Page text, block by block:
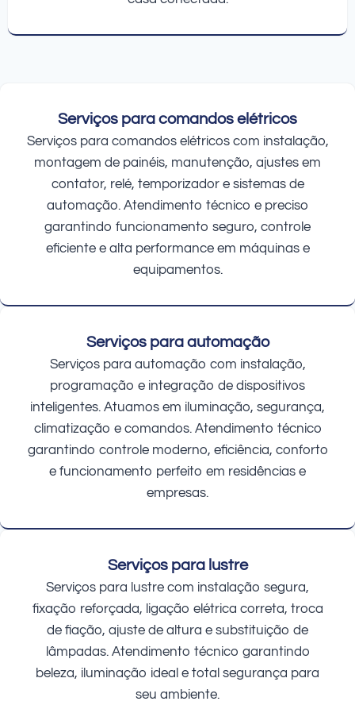
Serviços para comandos elétricos
Serviços para comandos elétricos com instalação,
montagem de painéis, manutenção, ajustes em
contator, relé, temporizador e sistemas de
automação. Atendimento técnico e preciso
garantindo funcionamento seguro, controle
eficiente e alta performance em máquinas e
equipamentos.
Serviços para automação
Serviços para automação com instalação,
programação e integração de dispositivos
inteligentes. Atuamos em iluminação, segurança,
climatização e comandos. Atendimento técnico
garantindo controle moderno, eficiência, conforto
e funcionamento perfeito em residências e
empresas.
Serviços para lustre
Serviços para lustre com instalação segura,
fixação reforçada, ligação elétrica correta, troca
de fiação, ajuste de altura e substituição de
lâmpadas. Atendimento técnico garantindo
beleza, iluminação ideal e total segurança para
seu ambiente.